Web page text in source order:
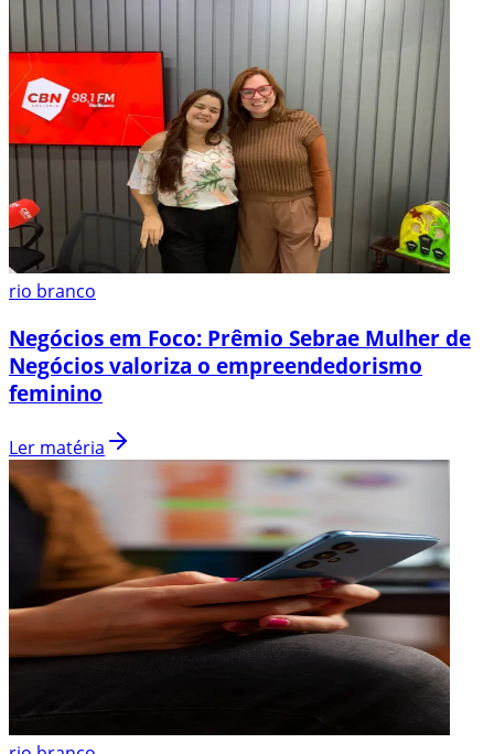
rio branco
Negócios em Foco: Prêmio Sebrae Mulher de
Negócios valoriza o empreendedorismo
feminino
Ler matéria